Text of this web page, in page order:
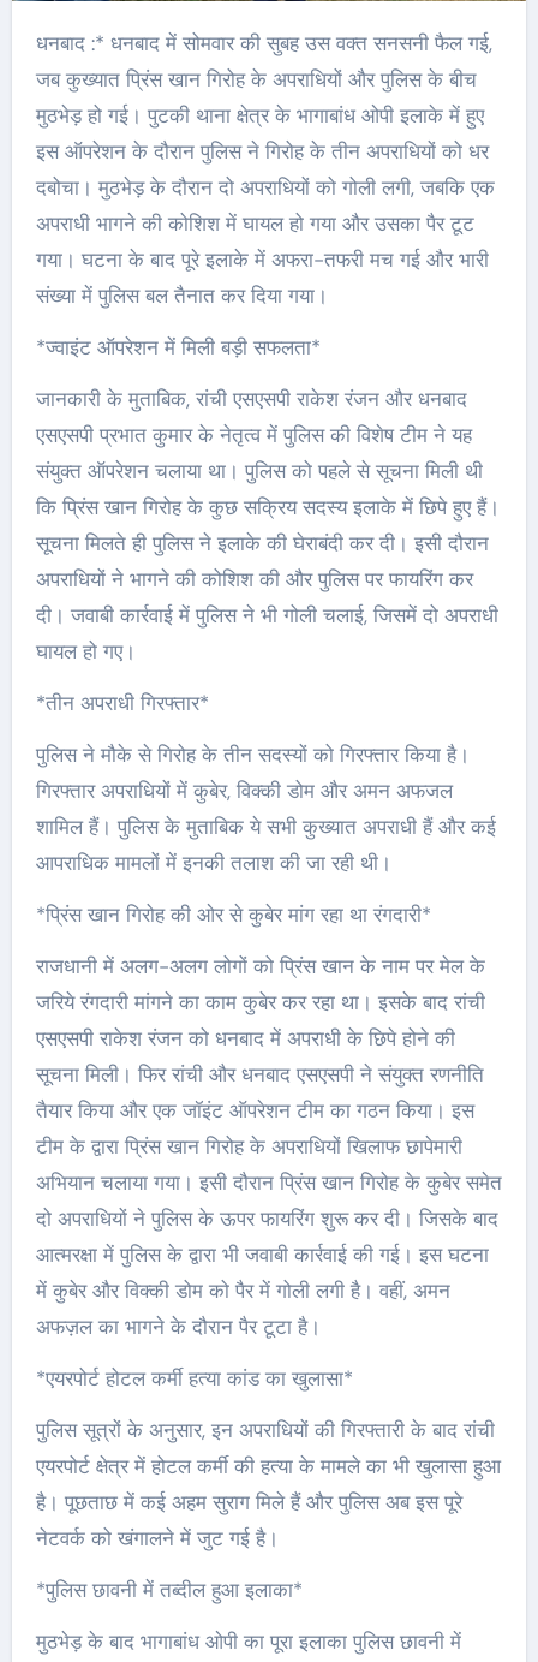
धनबाद :* धनबाद में सोमवार की सुबह उस वक्त सनसनी फैल गई,
जब कुख्यात प्रिंस खान गिरोह के अपराधियों और पुलिस के बीच
मुठभेड़ हो गई। पुटकी थाना क्षेत्र के भागाबांध ओपी इलाके में हुए
इस ऑपरेशन के दौरान पुलिस ने गिरोह के तीन अपराधियों को धर
दबोचा। मुठभेड़ के दौरान दो अपराधियों को गोली लगी, जबकि एक
अपराधी भागने की कोशिश में घायल हो गया और उसका पैर टूट
गया। घटना के बाद पूरे इलाके में अफरा-तफरी मच गई और भारी
संख्या में पुलिस बल तैनात कर दिया गया।
*ज्वाइंट ऑपरेशन में मिली बड़ी सफलता*
जानकारी के मुताबिक, रांची एसएसपी राकेश रंजन और धनबाद
एसएसपी प्रभात कुमार के नेतृत्व में पुलिस की विशेष टीम ने यह
संयुक्त ऑपरेशन चलाया था। पुलिस को पहले से सूचना मिली थी
कि प्रिंस खान गिरोह के कुछ सक्रिय सदस्य इलाके में छिपे हुए हैं।
सूचना मिलते ही पुलिस ने इलाके की घेराबंदी कर दी। इसी दौरान
अपराधियों ने भागने की कोशिश की और पुलिस पर फायरिंग कर
दी। जवाबी कार्रवाई में पुलिस ने भी गोली चलाई, जिसमें दो अपराधी
घायल हो गए।
*तीन अपराधी गिरफ्तार*
पुलिस ने मौके से गिरोह के तीन सदस्यों को गिरफ्तार किया है।
गिरफ्तार अपराधियों में कुबेर, विक्की डोम और अमन अफजल
शामिल हैं। पुलिस के मुताबिक ये सभी कुख्यात अपराधी हैं और कई
आपराधिक मामलों में इनकी तलाश की जा रही थी।
*प्रिंस खान गिरोह की ओर से कुबेर मांग रहा था रंगदारी*
राजधानी में अलग-अलग लोगों को प्रिंस खान के नाम पर मेल के
जरिये रंगदारी मांगने का काम कुबेर कर रहा था। इसके बाद रांची
एसएसपी राकेश रंजन को धनबाद में अपराधी के छिपे होने की
सूचना मिली। फिर रांची और धनबाद एसएसपी ने संयुक्त रणनीति
तैयार किया और एक जॉइंट ऑपरेशन टीम का गठन किया। इस
टीम के द्वारा प्रिंस खान गिरोह के अपराधियों खिलाफ छापेमारी
अभियान चलाया गया। इसी दौरान प्रिंस खान गिरोह के कुबेर समेत
दो अपराधियों ने पुलिस के ऊपर फायरिंग शुरू कर दी। जिसके बाद
आत्मरक्षा में पुलिस के द्वारा भी जवाबी कार्रवाई की गई। इस घटना
में कुबेर और विक्की डोम को पैर में गोली लगी है। वहीं, अमन
अफज़ल का भागने के दौरान पैर टूटा है।
*एयरपोर्ट होटल कर्मी हत्या कांड का खुलासा*
पुलिस सूत्रों के अनुसार, इन अपराधियों की गिरफ्तारी के बाद रांची
एयरपोर्ट क्षेत्र में होटल कर्मी की हत्या के मामले का भी खुलासा हुआ
है। पूछताछ में कई अहम सुराग मिले हैं और पुलिस अब इस पूरे
नेटवर्क को खंगालने में जुट गई है।
*पुलिस छावनी में तब्दील हुआ इलाका*
मुठभेड़ के बाद भागाबांध ओपी का पूरा इलाका पुलिस छावनी में